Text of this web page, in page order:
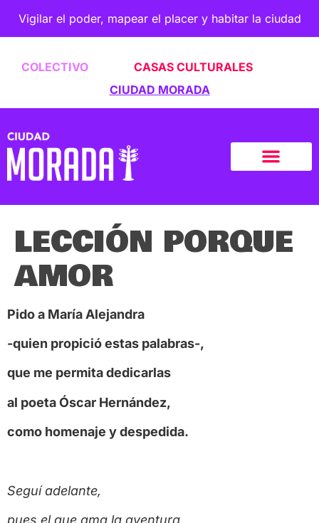
Vigilar el poder, mapear el placer y habitar la ciudad
COLECTIVO
CASAS CULTURALES
CIUDAD MORADA
LECCIÓN PORQUE
AMOR
Pido a María Alejandra
-quien propició estas palabras-,
que me permita dedicarlas
al poeta Óscar Hernández,
como homenaje y despedida.
Seguí adelante,